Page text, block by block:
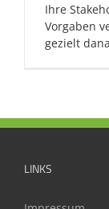
Ihre
Vorgaben
gezielt
LINKS